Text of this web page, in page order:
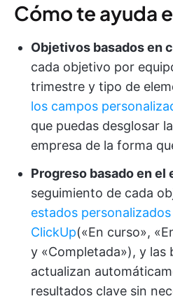
Cómo te ayuda
Objetivos basados en
cada objetivo por
trimestre y tipo de
los campos
que puedas desglosar
empresa de la forma
Progreso basado en el
seguimiento de cada
estados
ClickUp(«En curso»,
y «Completada»), y las
actualizan
resultados clave sin